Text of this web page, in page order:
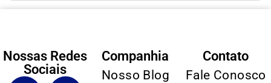
Nossas Redes
Sociais
Companhia
Nosso Blog
Contato
Fale Conosco